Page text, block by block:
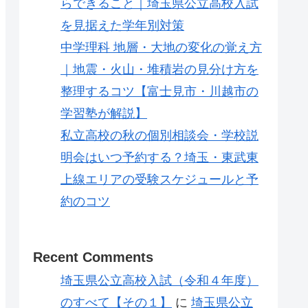
らできること｜埼玉県公立高校入試
を見据えた学年別対策
中学理科 地層・大地の変化の覚え方
｜地震・火山・堆積岩の見分け方を
整理するコツ【富士見市・川越市の
学習塾が解説】
私立高校の秋の個別相談会・学校説
明会はいつ予約する？埼玉・東武東
上線エリアの受験スケジュールと予
約のコツ
Recent Comments
埼玉県公立高校入試（令和４年度）
のすべて【その１】
に 埼玉県公立